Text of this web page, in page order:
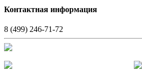
Контактная информация
8 (499) 246-71-72